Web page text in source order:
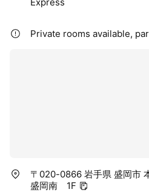
Express
Private rooms available,
〒020-0866 岩手県 盛岡市
盛岡南 1F